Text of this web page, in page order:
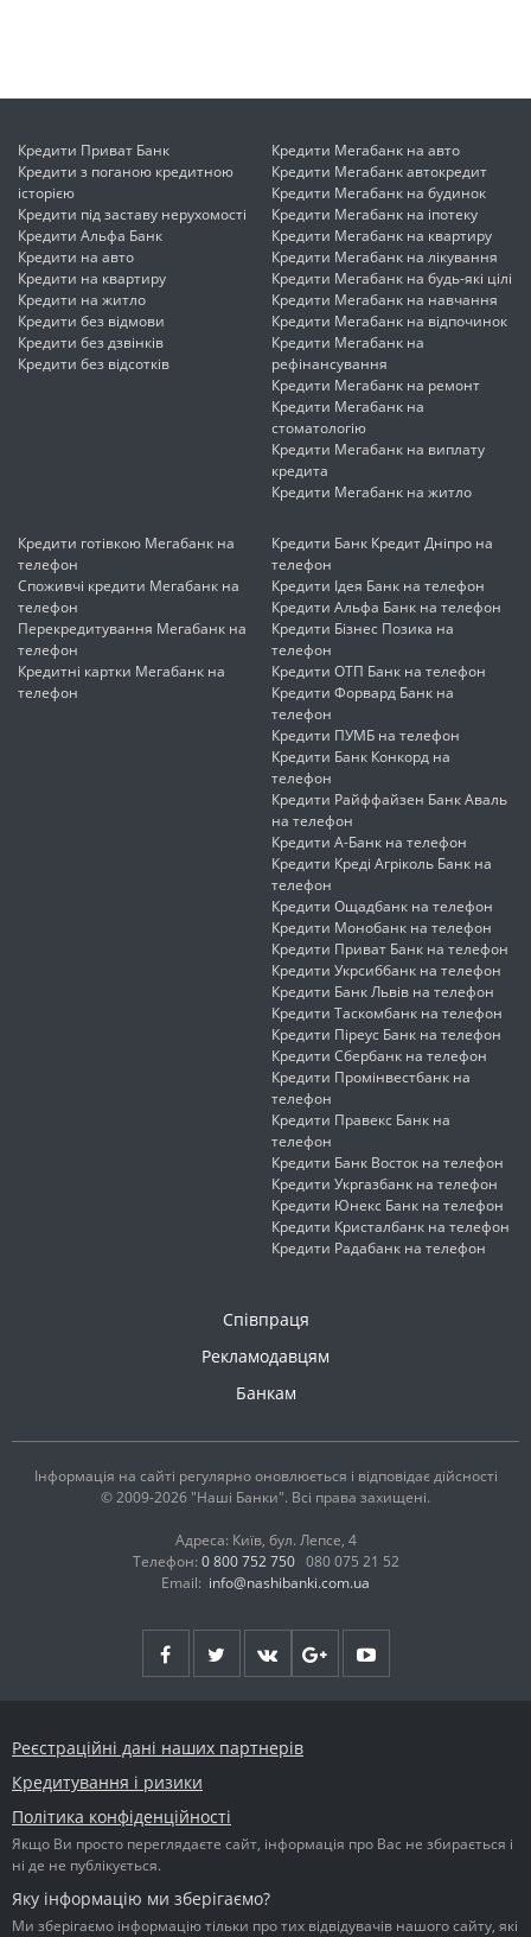
Кредити Приват Банк
Кредити з поганою кредитною
історією
Кредити під заставу нерухомості
Кредити Альфа Банк
Кредити на авто
Кредити на квартиру
Кредити на житло
Кредити без відмови
Кредити без дзвінків
Кредити без відсотків
Кредити Мегабанк на авто
Кредити Мегабанк автокредит
Кредити Мегабанк на будинок
Кредити Мегабанк на іпотеку
Кредити Мегабанк на квартиру
Кредити Мегабанк на лікування
Кредити Мегабанк на будь-які цілі
Кредити Мегабанк на навчання
Кредити Мегабанк на відпочинок
Кредити Мегабанк на
рефінансування
Кредити Мегабанк на ремонт
Кредити Мегабанк на
стоматологію
Кредити Мегабанк на виплату
кредита
Кредити Мегабанк на житло
Кредити готівкою Мегабанк на
телефон
Споживчі кредити Мегабанк на
телефон
Перекредитування Мегабанк на
телефон
Кредитні картки Мегабанк на
телефон
Кредити Банк Кредит Дніпро на
телефон
Кредити Ідея Банк на телефон
Кредити Альфа Банк на телефон
Кредити Бізнес Позика на
телефон
Кредити ОТП Банк на телефон
Кредити Форвард Банк на
телефон
Кредити ПУМБ на телефон
Кредити Банк Конкорд на
телефон
Кредити Райффайзен Банк Аваль
на телефон
Кредити А-Банк на телефон
Кредити Креді Агріколь Банк на
телефон
Кредити Ощадбанк на телефон
Кредити Монобанк на телефон
Кредити Приват Банк на телефон
Кредити Укрсиббанк на телефон
Кредити Банк Львів на телефон
Кредити Таскомбанк на телефон
Кредити Піреус Банк на телефон
Кредити Сбербанк на телефон
Кредити Промінвестбанк на
телефон
Кредити Правекс Банк на
телефон
Кредити Банк Восток на телефон
Кредити Укргазбанк на телефон
Кредити Юнекс Банк на телефон
Кредити Кристалбанк на телефон
Кредити Радабанк на телефон
Співпраця
Рекламодавцям
Банкам
Інформація на сайті регулярно оновлюється і відповідає дійсності
© 2009-2026 "Наші Банки". Всі права захищені.
Адреса: Київ, бул. Лепсе, 4
Телефон: 0 800 752 750 080 075 21 52
Email: info@nashibanki.com.ua
Реєстраційні дані наших партнерів
Кредитування і ризики
Політика конфіденційності
Якщо Ви просто переглядаєте сайт, інформація про Вас не збирається і
ні де не публікується.
Яку інформацію ми зберігаємо?
Ми зберігаємо інформацію тільки про тих відвідувачів нашого сайту, які